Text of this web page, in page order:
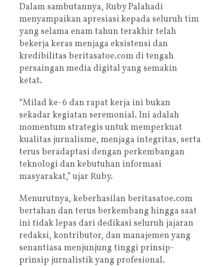
Dalam sambutannya, Ruby Palahadi
menyampaikan apresiasi kepada seluruh tim
yang selama enam tahun terakhir telah
bekerja keras menjaga eksistensi dan
kredibilitas beritasatoe.com di tengah
persaingan media digital yang semakin
ketat.
“Milad ke-6 dan rapat kerja ini bukan
sekadar kegiatan seremonial. Ini adalah
momentum strategis untuk memperkuat
kualitas jurnalisme, menjaga integritas, serta
terus beradaptasi dengan perkembangan
teknologi dan kebutuhan informasi
masyarakat,” ujar Ruby.
Menurutnya, keberhasilan beritasatoe.com
bertahan dan terus berkembang hingga saat
ini tidak lepas dari dedikasi seluruh jajaran
redaksi, kontributor, dan manajemen yang
senantiasa menjunjung tinggi prinsip-
prinsip jurnalistik yang profesional.